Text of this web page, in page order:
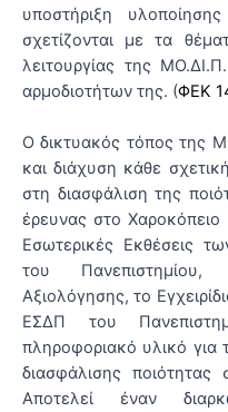
υποστήριξη
σχετίζονται με τα
λειτουργίας της
αρμοδιοτήτων της. (ΦΕΚ
Ο δικτυακός τόπος της
και διάχυση κάθε
στη διασφάλιση της
έρευνας στο Χαροκόπειο
Εσωτερικές Εκθέσεις
του Πανεπιστημίου,
Αξιολόγησης, το
ΕΣΔΠ του
πληροφοριακό υλικό για
διασφάλισης ποιότητας
Αποτελεί έναν